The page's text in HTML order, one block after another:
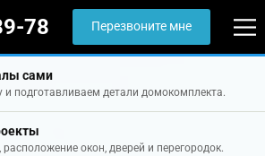
78 Перезвоните мне
сами
и подготавливаем детали домокомплекта.
окон, дверей и перегородок.